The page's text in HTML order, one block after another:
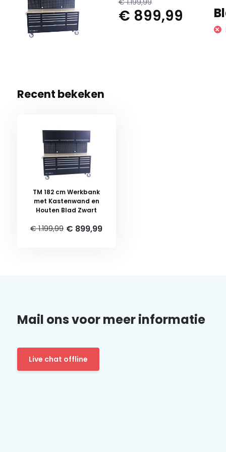
€ 1.199,99
€ 899,99
Recent bekeken
TM 182 cm Werkbank
met Kastenwand en
Houten Blad Zwart
€ 1.199,99 € 899,99
Mail ons voor meer informatie
Live chat offline